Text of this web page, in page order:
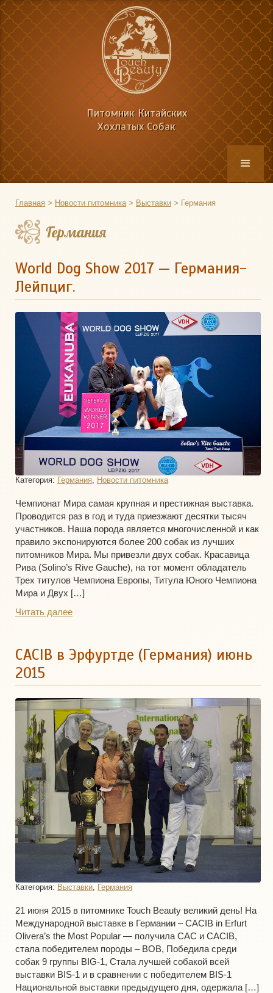
Питомник Китайских
Хохлатых Собак
Главная > Новости питомника> Выставки > Германия
Германия
World Dog Show 2017 — Германия-
Лейпциг.
Категория: Германия, Новости питомника
Чемпионат Мира самая крупная и престижная выставка.
Проводится раз в год и туда приезжают десятки тысяч
участников. Наша порода является многочисленной и как
правило экспонируются более 200 собак из лучших
питомников Мира. Мы привезли двух собак. Красавица
Рива (Solino’s Rive Gauche), на тот момент обладатель
Трех титулов Чемпиона Европы, Титула Юного Чемпиона
Мира и Двух […]
Читать далее
CACIB в Эрфуртде (Германия) июнь
2015
Категория: Выставки Германия
21 июня 2015 в питомнике Touch Beauty великий день! На
Международной выставке в Германии – CACIB in Erfurt
Olivera’s the Most Popular — получила CAC и CACIB,
стала победителем породы – BOB, Победила среди
собак 9 группы BIG-1, Стала лучшей собакой всей
выставки BIS-1 и в сравнении с победителем BIS-1
Национальной выставки предыдущего дня, одержала […]